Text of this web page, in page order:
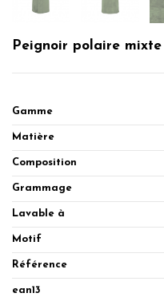
Peignoir polaire
Gamme
Matière
Composition
Grammage
Lavable à
Motif
Référence
ean13